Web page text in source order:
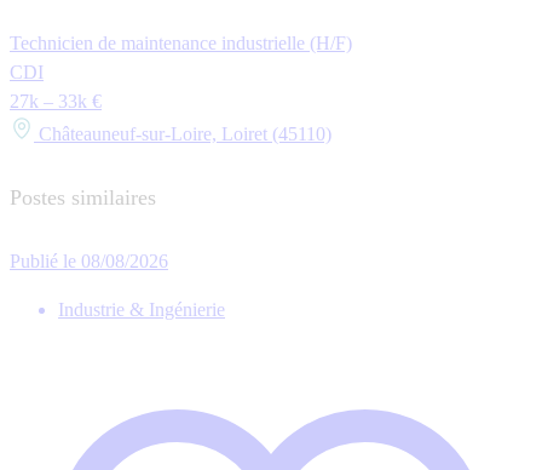
Technicien de maintenance industrielle (H/F)
CDI
27k – 33k €
Châteauneuf-sur-Loire, Loiret (45110)
Postes similaires
Publié le 08/08/2026
Industrie & Ingénierie